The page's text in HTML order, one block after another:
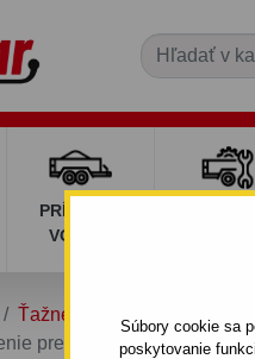
Súbory cookie sa
poskytovanie
PRÍVESNÉ
VOZÍKY
Ťažné zariadenia
pre Renault CAPTUR -